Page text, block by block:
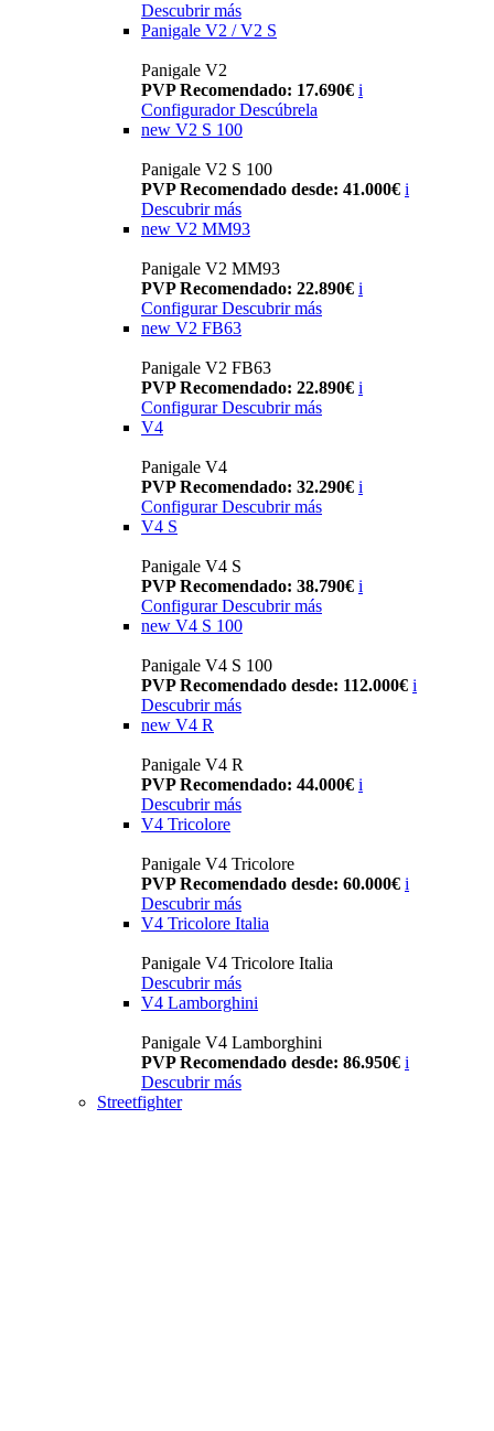
Descubrir más
Panigale V2 / V2 S
Panigale V2
PVP Recomendado: 17.690€ i
Configurador Descúbrela
new V2 S 100
Panigale V2 S 100
PVP Recomendado desde: 41.000€ i
Descubrir más
new V2 MM93
Panigale V2 MM93
PVP Recomendado: 22.890€ i
Configurar Descubrir más
new V2 FB63
Panigale V2 FB63
PVP Recomendado: 22.890€ i
Configurar Descubrir más
V4
Panigale V4
PVP Recomendado: 32.290€ i
Configurar Descubrir más
V4 S
Panigale V4 S
PVP Recomendado: 38.790€ i
Configurar Descubrir más
new V4 S 100
Panigale V4 S 100
PVP Recomendado desde: 112.000€ i
Descubrir más
new V4 R
Panigale V4 R
PVP Recomendado: 44.000€ i
Descubrir más
V4 Tricolore
Panigale V4 Tricolore
PVP Recomendado desde: 60.000€ i
Descubrir más
V4 Tricolore Italia
Panigale V4 Tricolore Italia
Descubrir más
V4 Lamborghini
Panigale V4 Lamborghini
PVP Recomendado desde: 86.950€ i
Descubrir más
Streetfighter